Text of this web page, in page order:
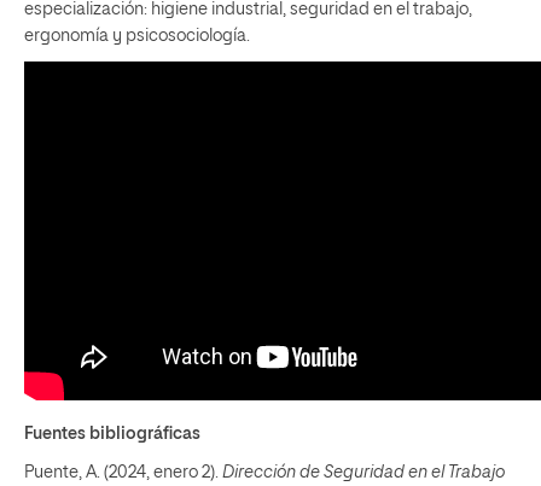
especialización: higiene industrial, seguridad en el trabajo,
ergonomía y psicosociología.
Fuentes bibliográficas
Puente, A. (2024, enero 2). Dirección de Seguridad en el Trabajo